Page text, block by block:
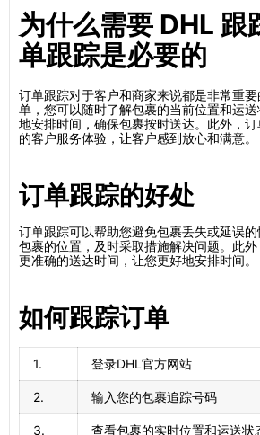
为什么需要 DHL 跟
单跟踪是必要的
订单跟踪对于客户和商家来说都是非常重
单，您可以随时了解包裹的当前位置和运
地安排时间，确保包裹按时送达。此外，
的客户服务体验，让客户感到放心和满意。
订单跟踪的好处
订单跟踪可以帮助您避免包裹丢失或延误
包裹的位置，及时采取措施解决问题。此
更准确的送达时间，让您更好地安排时间。
如何跟踪订单
1. 登录DHL官方网站
2. 输入您的包裹追踪号码
3. 查看包裹的实时位置和运送状